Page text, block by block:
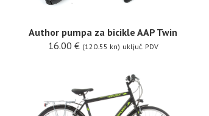
Author pumpa za bicikle AAP Twin
16.00 € (120.55 kn) uključ. PDV